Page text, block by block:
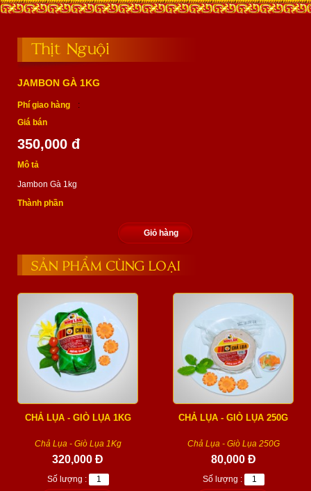
Thịt Nguội
JAMBON GÀ 1KG
Phí giao hàng
:
Giá bán
350,000 đ
Mô tả
Jambon Gà 1kg
Thành phần
Giỏ hàng
SẢN PHẨM CÙNG LOẠI
CHẢ LỤA - GIÒ LỤA 1KG
Chả Lụa - Giò Lụa 1Kg
320,000 Đ
Số lượng :
CHẢ LỤA - GIÒ LỤA 250G
Chả Lụa - Giò Lụa 250G
80,000 Đ
Số lượng :